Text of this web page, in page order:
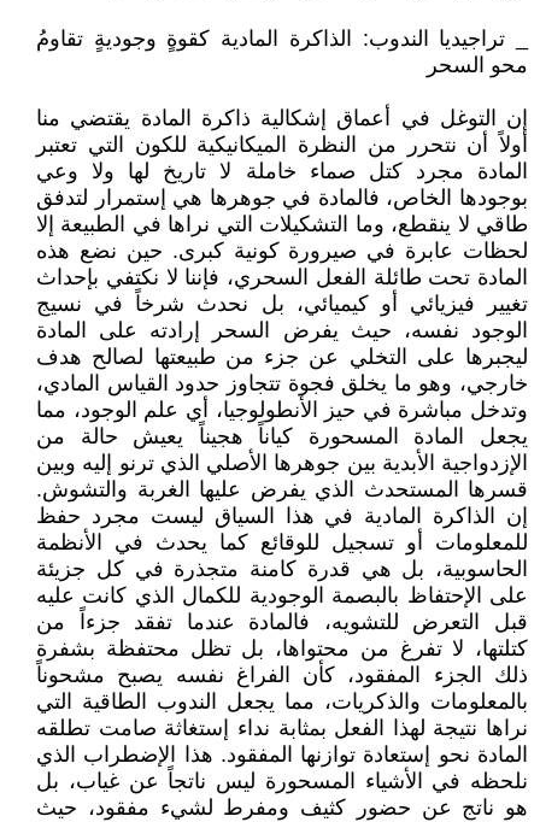
_ تراجيديا الندوب: الذاكرة المادية كقوةٍ وجوديةٍ تقاومُ
محو السحر
إن التوغل في أعماق إشكالية ذاكرة المادة يقتضي منا
أولاً أن نتحرر من النظرة الميكانيكية للكون التي تعتبر
المادة مجرد كتل صماء خاملة لا تاريخ لها ولا وعي
بوجودها الخاص، فالمادة في جوهرها هي إستمرار لتدفق
طاقي لا ينقطع، وما التشكيلات التي نراها في الطبيعة إلا
لحظات عابرة في صيرورة كونية كبرى. حين نضع هذه
المادة تحت طائلة الفعل السحري، فإننا لا نكتفي بإحداث
تغيير فيزيائي أو كيميائي، بل نحدث شرخاً في نسيج
الوجود نفسه، حيث يفرض السحر إرادته على المادة
ليجبرها على التخلي عن جزء من طبيعتها لصالح هدف
خارجي، وهو ما يخلق فجوة تتجاوز حدود القياس المادي،
وتدخل مباشرة في حيز الأنطولوجيا، أي علم الوجود، مما
يجعل المادة المسحورة كياناً هجيناً يعيش حالة من
الإزدواجية الأبدية بين جوهرها الأصلي الذي ترنو إليه وبين
قسرها المستحدث الذي يفرض عليها الغربة والتشوش.
إن الذاكرة المادية في هذا السياق ليست مجرد حفظ
للمعلومات أو تسجيل للوقائع كما يحدث في الأنظمة
الحاسوبية، بل هي قدرة كامنة متجذرة في كل جزيئة
على الإحتفاظ بالبصمة الوجودية للكمال الذي كانت عليه
قبل التعرض للتشويه، فالمادة عندما تفقد جزءاً من
كتلتها، لا تفرغ من محتواها، بل تظل محتفظة بشفرة
ذلك الجزء المفقود، كأن الفراغ نفسه يصبح مشحوناً
بالمعلومات والذكريات، مما يجعل الندوب الطاقية التي
نراها نتيجة لهذا الفعل بمثابة نداء إستغاثة صامت تطلقه
المادة نحو إستعادة توازنها المفقود. هذا الإضطراب الذي
نلحظه في الأشياء المسحورة ليس ناتجاً عن غياب، بل
هو ناتج عن حضور كثيف ومفرط لشيء مفقود، حيث